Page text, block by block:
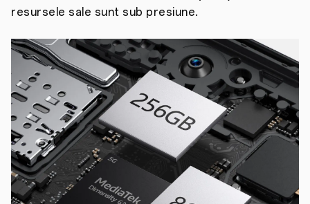
resursele sale sunt sub presiune.